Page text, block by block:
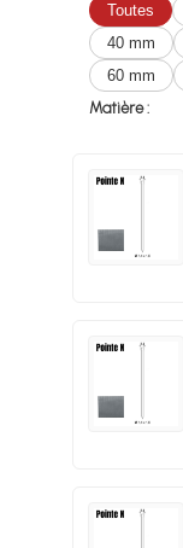
Toutes
40 mm
60 mm
Matière :